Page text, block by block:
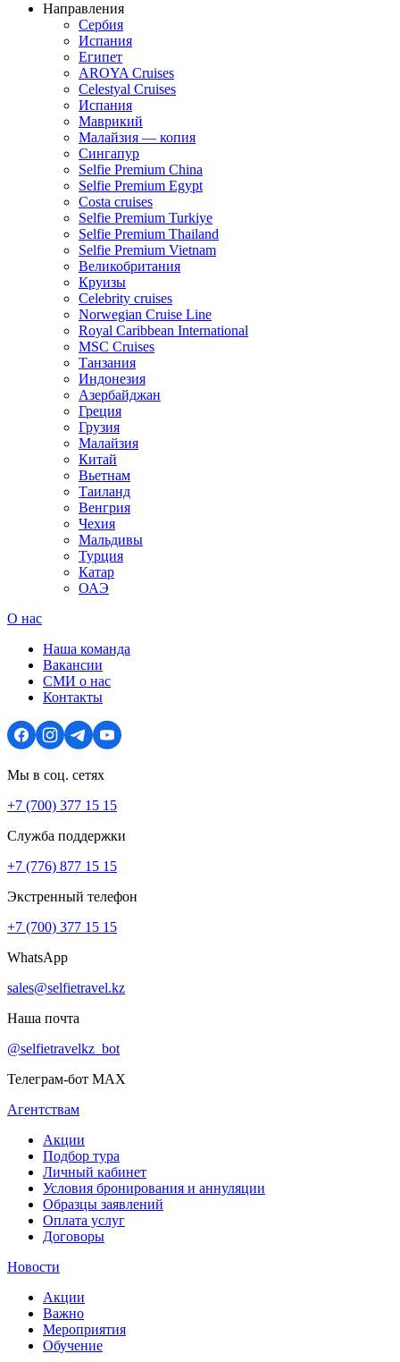
Направления
Сербия
Испания
Египет
AROYA Cruises
Celestyal Cruises
Испания
Маврикий
Малайзия — копия
Сингапур
Selfie Premium China
Selfie Premium Egypt
Costa cruises
Selfie Premium Turkiye
Selfie Premium Thailand
Selfie Premium Vietnam
Великобритания
Круизы
Celebrity cruises
Norwegian Cruise Line
Royal Caribbean International
MSC Cruises
Танзания
Индонезия
Азербайджан
Греция
Грузия
Малайзия
Китай
Вьетнам
Таиланд
Венгрия
Чехия
Мальдивы
Турция
Катар
ОАЭ
О нас
Наша команда
Вакансии
СМИ о нас
Контакты
Мы в соц. сетях
+7 (700) 377 15 15
Служба поддержки
+7 (776) 877 15 15
Экстренный телефон
+7 (700) 377 15 15
WhatsApp
sales@selfietravel.kz
Наша почта
@selfietravelkz_bot
Телеграм-бот MAX
Агентствам
Акции
Подбор тура
Личный кабинет
Условия бронирования и аннуляции
Образцы заявлений
Оплата услуг
Договоры
Новости
Акции
Важно
Мероприятия
Обучение